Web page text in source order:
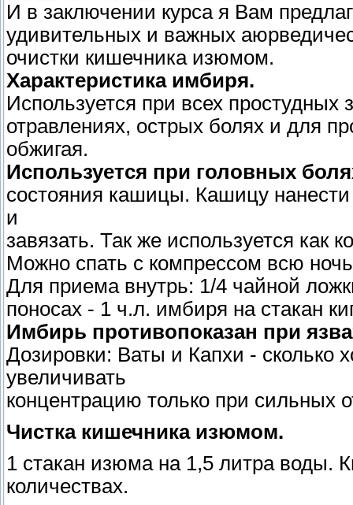
И в заключении курса я Вам
удивительных и важных
очистки кишечника изюмом.
Характеристика имбиря.
Используется при всех
отравлениях, острых болях и для
обжигая.
Используется при головных
состояния кашицы. Кашицу
и
завязать. Так же используется как
Можно спать с компрессом всю
Для приема внутрь: 1/4 чайной
поносах - 1 ч.л. имбиря на стакан
Имбирь противопоказан при
Дозировки: Ваты и Капхи - сколько
увеличивать
концентрацию только при сильных
Чистка кишечника изюмом.
1 стакан изюма на 1,5 литра воды.
количествах.